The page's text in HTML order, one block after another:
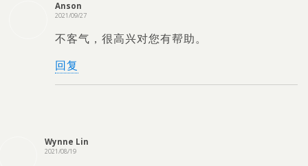
Anson
2021/09/27
不客气，很高兴对您有帮助。
回复
Wynne Lin
2021/08/19